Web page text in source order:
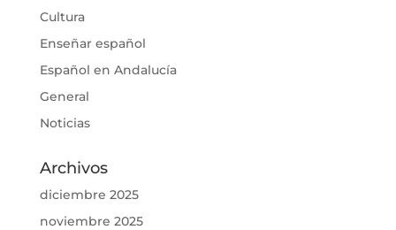
Cultura
Enseñar español
Español en Andalucía
General
Noticias
Archivos
diciembre 2025
noviembre 2025